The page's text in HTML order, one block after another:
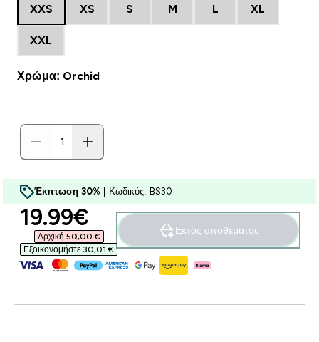
XXS XS S M L XL
XXL
Χρώμα: Orchid
Έκπτωση 30% | Κωδικός: BS30
discounted price
19.99€‎
Αρχική 50,00 €‎
Εξοικονομήστε 30,01 €‎
Εκτός αποθέματος